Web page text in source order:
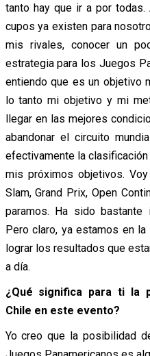
tanto hay que ir a por
cupos ya existen para
mis rivales, conocer un
estrategia para los Juegos
entiendo que es un objetivo
lo tanto mi objetivo y mi
llegar en las mejores
abandonar el circuito
efectivamente la
mis próximos objetivos.
Slam, Grand Prix, Open
paramos. Ha sido
Pero claro, ya estamos en
lograr los resultados que
a día.
¿Qué significa para ti la
Chile en este evento?
Yo creo que la posibilidad